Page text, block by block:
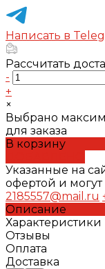
Написать в
Рассчитать
-
+
×
Выбрано
для заказа
В корзину
Указанные на
офертой и
2185557@mail.ru
Описание
Характеристики
Отзывы
Оплата
Доставка